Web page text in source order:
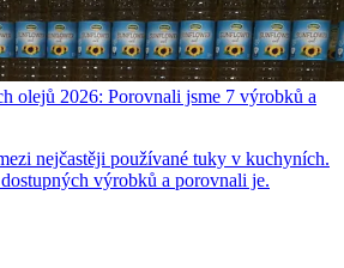
olejů 2026: Porovnali jsme 7 výrobků a
nejčastěji používané tuky v kuchyních.
výrobků a porovnali je.